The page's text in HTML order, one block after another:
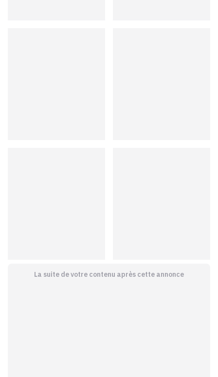
La suite de votre contenu après cette annonce